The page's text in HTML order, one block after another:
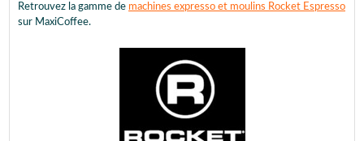
Retrouvez la gamme de machines expresso et moulins Rocket Espresso
sur MaxiCoffee.